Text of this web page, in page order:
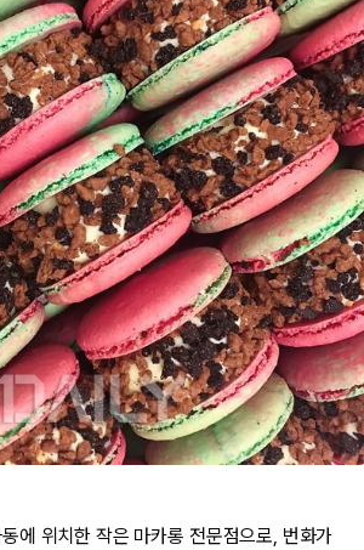
동에 위치한 작은 마카롱 전문점으로, 번화가